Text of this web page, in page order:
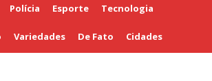
Polícia Esporte Tecnologia
Variedades De Fato Cidades